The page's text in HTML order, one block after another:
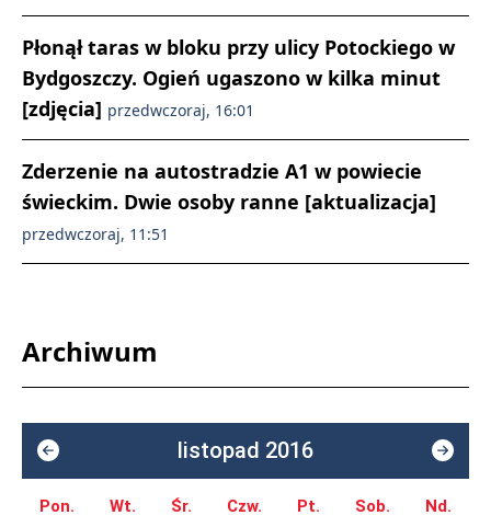
Płonął taras w bloku przy ulicy Potockiego w
Bydgoszczy. Ogień ugaszono w kilka minut
[zdjęcia] przedwczoraj, 16:01
Zderzenie na autostradzie A1 w powiecie
świeckim. Dwie osoby ranne [aktualizacja]
przedwczoraj, 11:51
Archiwum
listopad 2016
Pon. Wt. Śr. Czw. Pt. Sob. Nd.